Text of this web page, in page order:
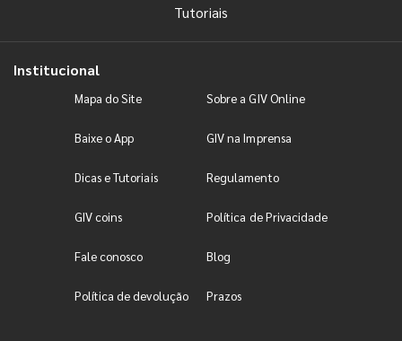
Tutoriais
Institucional
Mapa do Site Sobre a GIV Online
Baixe o App GIV na Imprensa
Dicas e Tutoriais Regulamento
GIV coins Política de Privacidade
Fale conosco Blog
Política de devolução Prazos